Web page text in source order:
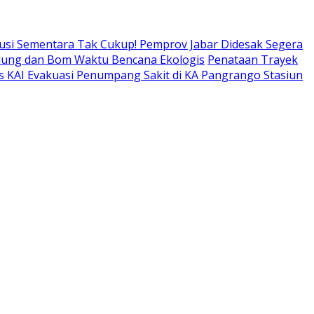
Sementara Tak Cukup! Pemprov Jabar Didesak Segera
dan Bom Waktu Bencana Ekologis Penataan Trayek
Evakuasi Penumpang Sakit di KA Pangrango Stasiun